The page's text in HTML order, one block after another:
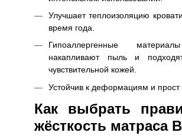
Улучшает теплоизоляцию
время года.
Гипоаллергенные
накапливают пыль и
чувствительной кожей.
Устойчив к деформациям и прост
Как выбрать
жёсткость матраса